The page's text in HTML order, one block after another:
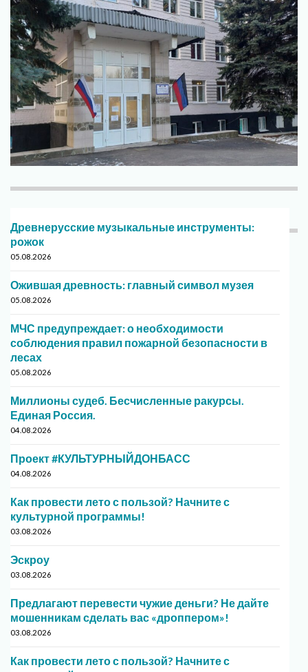
Древнерусские музыкальные инструменты:
рожок
05.08.2026
Ожившая древность: главный символ музея
05.08.2026
МЧС предупреждает: о необходимости
соблюдения правил пожарной безопасности в
лесах
05.08.2026
Миллионы судеб. Бесчисленные ракурсы.
Единая Россия.
04.08.2026
Проект #КУЛЬТУРНЫЙДОНБАСС
04.08.2026
Как провести лето с пользой? Начните с
культурной программы!
03.08.2026
Эскроу
03.08.2026
Предлагают перевести чужие деньги? Не дайте
мошенникам сделать вас «дроппером»!
03.08.2026
Как провести лето с пользой? Начните с